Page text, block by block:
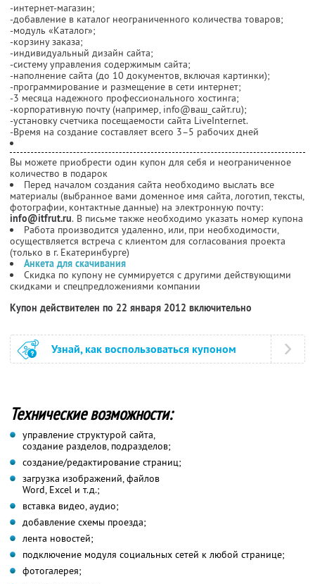
-интернет-магазин;
-добавление в каталог неограниченного количества товаров;
-модуль «Каталог»;
-корзину заказа;
-индивидуальный дизайн сайта;
-систему управления содержимым сайта;
-наполнение сайта (до 10 документов, включая картинки);
-программирование и размещение в сети интернет;
-3 месяца надежного профессионального хостинга;
-корпоративную почту (например, info@ваш_сайт.ru);
-установку счетчика посещаемости сайта LiveInternet.
-Время на создание составляет всего 3–5 рабочих дней
Вы можете приобрести один купон для себя и неограниченное
количество в подарок
Перед началом создания сайта необходимо выслать все
материалы (выбранное вами доменное имя сайта, логотип, тексты,
фотографии, контактные данные) на электронную почту:
info@itfrut.ru. В письме также необходимо указать номер купона
Работа производится удаленно, или, при необходимости,
осуществляется встреча с клиентом для согласования проекта
(только в г. Екатеринбурге)
Анкета для скачивания
Скидка по купону не суммируется с другими действующими
скидками и спецпредложениями компании
Купон действителен по 22 января 2012 включительно
Узнай, как воспользоваться купоном
Технические возможности:
управление структурой сайта,
создание разделов, подразделов;
создание/редактирование страниц;
загрузка изображений, файлов
Word, Excel и т.д.;
вставка видео, аудио;
добавление схемы проезда;
лента новостей;
подключение модуля социальных сетей к любой странице;
фотогалерея;